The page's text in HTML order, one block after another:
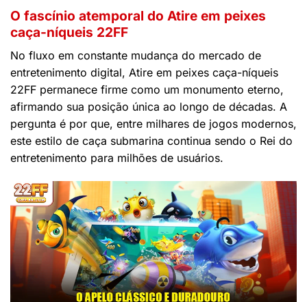
O fascínio atemporal do Atire em peixes
caça-níqueis 22FF
No fluxo em constante mudança do mercado de
entretenimento digital, Atire em peixes caça-níqueis
22FF permanece firme como um monumento eterno,
afirmando sua posição única ao longo de décadas. A
pergunta é por que, entre milhares de jogos modernos,
este estilo de caça submarina continua sendo o Rei do
entretenimento para milhões de usuários.